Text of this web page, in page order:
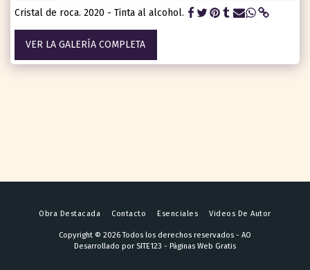
Cristal de roca. 2020 - Tinta al alcohol.
VER LA GALERÍA COMPLETA
Obra Destacada Contacto Esenciales Videos De Autor
Copyright © 2026 Todos los derechos reservados - AO
Desarrollado por SITE123 - Páginas Web Gratis